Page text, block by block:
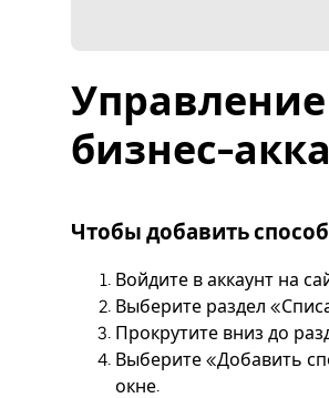
бизнес-
Чтобы добавить
Войдите в аккаунт на
Выберите раздел
Прокрутите вниз до
Выберите «Добавить
окне.